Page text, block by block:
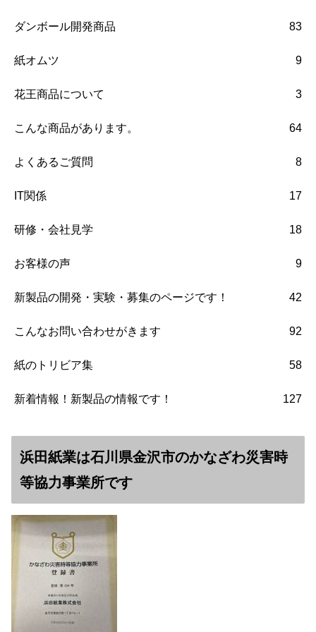
ダンボール開発商品 83
紙オムツ 9
花王商品について 3
こんな商品があります。 64
よくあるご質問 8
IT関係 17
研修・会社見学 18
お客様の声 9
新製品の開発・実験・募集のページです！ 42
こんなお問い合わせがきます 92
紙のトリビア集 58
新着情報！新製品の情報です！ 127
浜田紙業は石川県金沢市のかなざわ災害時
等協力事業所です